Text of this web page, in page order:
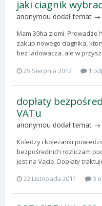
jaki ciagnik
anonymou dodał temat →
Mam 30ha ziemi. Prowadze
zakup nowego ciagnika,
bez ladowacza, ale w
25 Sierpnia 2012
1
dopłaty
VATu
anonymou dodał temat →
Koledzy i koleżanki
bezpośrednich rozliczam
jest na Vacie. Dopłaty
22 Listopada 2011
3